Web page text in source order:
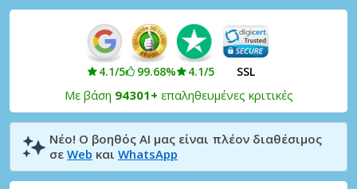
4.1/5 99.68% 4.1/5 SSL
Με βάση 94301+ επαληθευμένες κριτικές
Νέο! Ο βοηθός AI μας είναι πλέον διαθέσιμος
σε Web και WhatsApp